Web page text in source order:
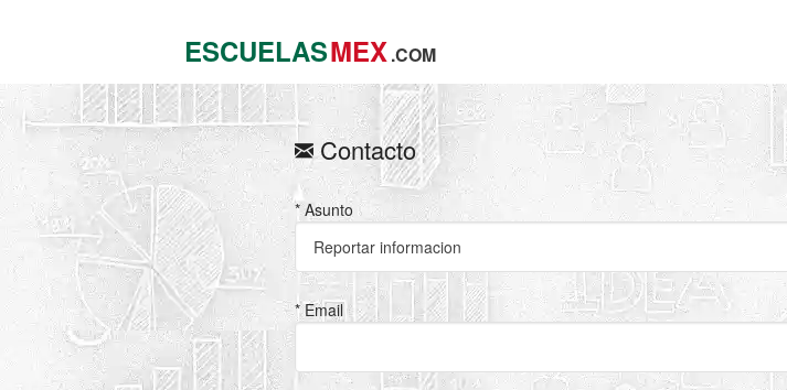
ESCUELASMEX.COM
Contacto
* Asunto
* Email